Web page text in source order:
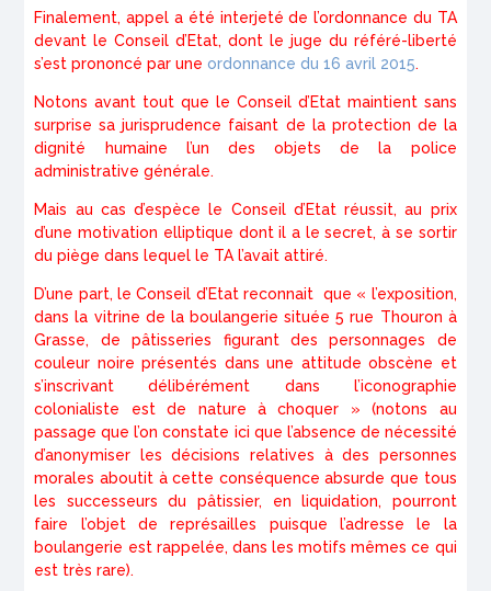
Finalement, appel a été interjeté de l’ordonnance du TA
devant le Conseil d’Etat, dont le juge du référé-liberté
s’est prononcé par une ordonnance du 16 avril 2015.
Notons avant tout que le Conseil d’Etat maintient sans
surprise sa jurisprudence faisant de la protection de la
dignité humaine l’un des objets de la police
administrative générale.
Mais au cas d’espèce le Conseil d’Etat réussit, au prix
d’une motivation elliptique dont il a le secret, à se sortir
du piège dans lequel le TA l’avait attiré.
D’une part, le Conseil d’Etat reconnait que « l’exposition,
dans la vitrine de la boulangerie située 5 rue Thouron à
Grasse, de pâtisseries figurant des personnages de
couleur noire présentés dans une attitude obscène et
s’inscrivant délibérément dans l’iconographie
colonialiste est de nature à choquer » (notons au
passage que l’on constate ici que l’absence de nécessité
d’anonymiser les décisions relatives à des personnes
morales aboutit à cette conséquence absurde que tous
les successeurs du pâtissier, en liquidation, pourront
faire l’objet de représailles puisque l’adresse le la
boulangerie est rappelée, dans les motifs mêmes ce qui
est très rare).